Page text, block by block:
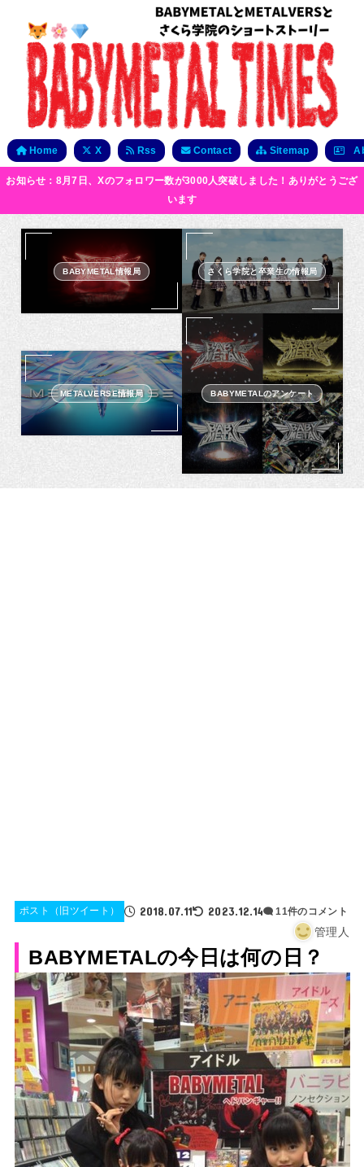
Home X Rss Contact Sitemap
お知らせ：8月7日、Xのフォロワー数が3000人突破しました！ありがとうござ
います
BABYMETAL情報局 さくら学院と卒業生の情報局
METALVERSE情報局 BABYMETALのアンケート
ポスト（旧ツイート） 2018.07.11 2023.12.14 11件のコメント
管理人
BABYMETALの今日は何の日？